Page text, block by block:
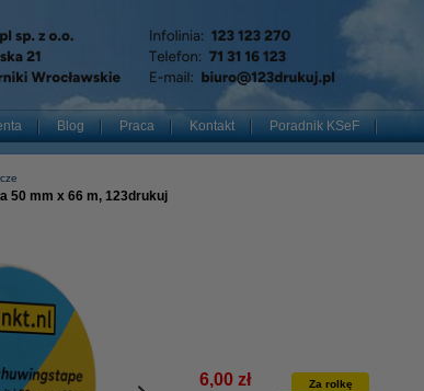
Blog Praca Kontakt Poradnik KSeF
50 mm x 66 m, 123drukuj
6,00 zł Za rolkę